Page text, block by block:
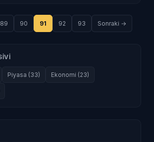
89 90 91 92 93 Sonraki →
Piyasa (33) Ekonomi (23)